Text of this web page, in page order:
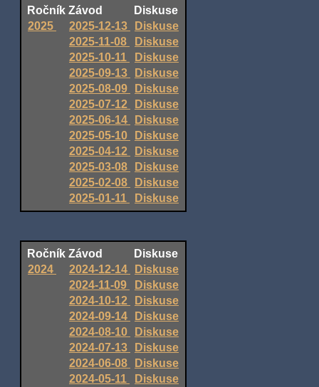
Ročník Závod
Diskuse
2025
2025-12-13
Diskuse
2025-11-08
Diskuse
2025-10-11
Diskuse
2025-09-13
Diskuse
2025-08-09
Diskuse
2025-07-12
Diskuse
2025-06-14
Diskuse
2025-05-10
Diskuse
2025-04-12
Diskuse
2025-03-08
Diskuse
2025-02-08
Diskuse
2025-01-11
Diskuse
Ročník Závod
Diskuse
2024
2024-12-14
Diskuse
2024-11-09
Diskuse
2024-10-12
Diskuse
2024-09-14
Diskuse
2024-08-10
Diskuse
2024-07-13
Diskuse
2024-06-08
Diskuse
2024-05-11
Diskuse